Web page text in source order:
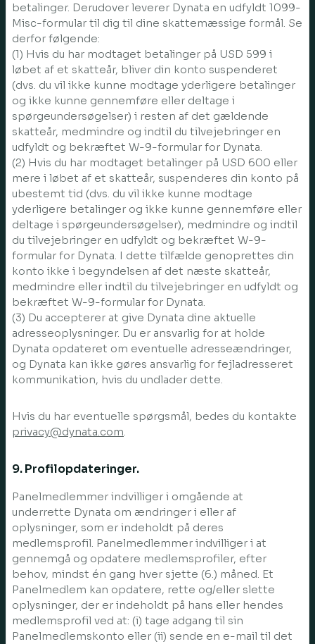
betalinger. Derudover leverer Dynata en udfyldt 1099-
Misc-formular til dig til dine skattemæssige formål. Se
derfor følgende:
(1) Hvis du har modtaget betalinger på USD 599 i
løbet af et skatteår, bliver din konto suspenderet
(dvs. du vil ikke kunne modtage yderligere betalinger
og ikke kunne gennemføre eller deltage i
spørgeundersøgelser) i resten af det gældende
skatteår, medmindre og indtil du tilvejebringer en
udfyldt og bekræftet W-9-formular for Dynata.
(2) Hvis du har modtaget betalinger på USD 600 eller
mere i løbet af et skatteår, suspenderes din konto på
ubestemt tid (dvs. du vil ikke kunne modtage
yderligere betalinger og ikke kunne gennemføre eller
deltage i spørgeundersøgelser), medmindre og indtil
du tilvejebringer en udfyldt og bekræftet W-9-
formular for Dynata. I dette tilfælde genoprettes din
konto ikke i begyndelsen af det næste skatteår,
medmindre eller indtil du tilvejebringer en udfyldt og
bekræftet W-9-formular for Dynata.
(3) Du accepterer at give Dynata dine aktuelle
adresseoplysninger. Du er ansvarlig for at holde
Dynata opdateret om eventuelle adresseændringer,
og Dynata kan ikke gøres ansvarlig for fejladresseret
kommunikation, hvis du undlader dette.
Hvis du har eventuelle spørgsmål, bedes du kontakte
privacy@dynata.com.
9. Profilopdateringer.
Panelmedlemmer indvilliger i omgående at
underrette Dynata om ændringer i eller af
oplysninger, som er indeholdt på deres
medlemsprofil. Panelmedlemmer indvilliger i at
gennemgå og opdatere medlemsprofiler, efter
behov, mindst én gang hver sjette (6.) måned. Et
Panelmedlem kan opdatere, rette og/eller slette
oplysninger, der er indeholdt på hans eller hendes
medlemsprofil ved at: (i) tage adgang til sin
Panelmedlemskonto eller (ii) sende en e-mail til det